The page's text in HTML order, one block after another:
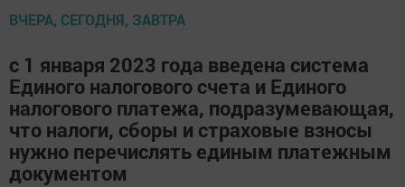
ВЧЕРА, СЕГОДНЯ, ЗАВТРА
с 1 января 2023 года введена система
Единого налогового счета и Единого
налогового платежа, подразумевающая,
что налоги, сборы и страховые взносы
нужно перечислять единым платежным
документом